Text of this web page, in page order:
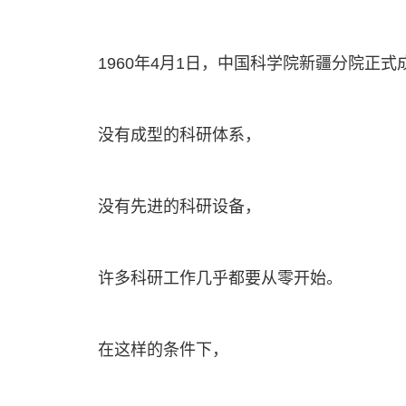
1960年4月1日，中国科学院新疆分院正式
没有成型的科研体系，
没有先进的科研设备，
许多科研工作几乎都要从零开始。
在这样的条件下，